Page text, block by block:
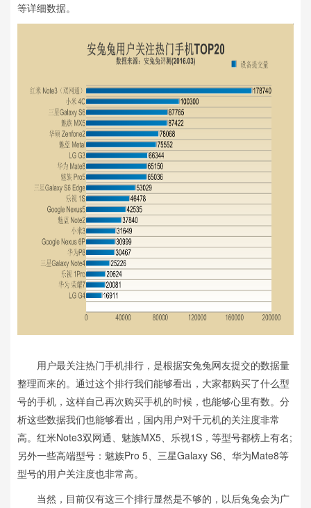
等详细数据。
用户最关注热门手机排行，是根据安兔兔网友提交的数据量
整理而来的。通过这个排行我们能够看出，大家都购买了什么型
号的手机，这样自己再次购买手机的时候，也能够心里有数。分
析这些数据我们也能够看出，国内用户对千元机的关注度非常
高。红米Note3双网通、魅族MX5、乐视1S，等型号都榜上有名;
另外一些高端型号：魅族Pro 5、三星Galaxy S6、华为Mate8等
型号的用户关注度也非常高。
当然，目前仅有这三个排行显然是不够的，以后兔兔会为广